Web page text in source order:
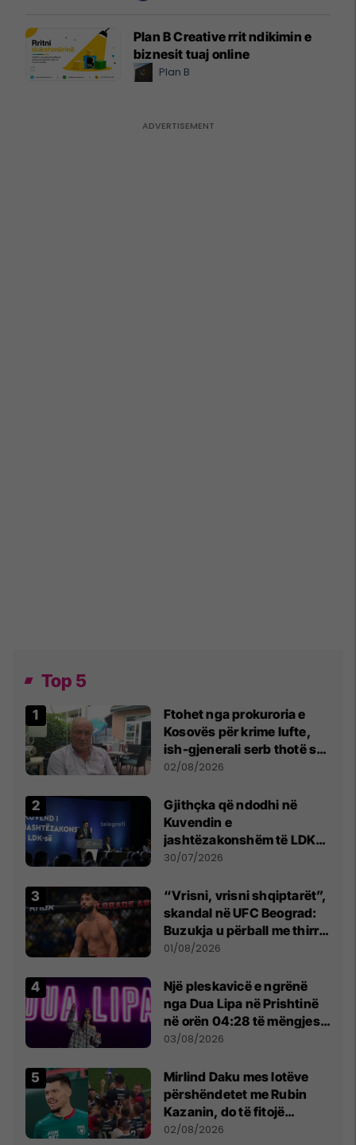
Plan B Creative rrit ndikimin e
biznesit tuaj online
Plan B
Top 5
Ftohet nga prokuroria e
Kosovës për krime lufte,
ish-gjenerali serb thotë se
dikush e tradhtoi në
02/08/2026
Gjithçka që ndodhi në
Kuvendin e
jashtëzakonshëm të LDK-
së
30/07/2026
“Vrisni, vrisni shqiptarët”,
skandal në UFC Beograd:
Buzukja u përball me thirrje
anti-shqiptare nga
01/08/2026
Një pleskavicë e ngrënë
nga Dua Lipa në Prishtinë
në orën 04:28 të mëngjesit
- dhe bota digjitale serbe
03/08/2026
Mirlind Daku mes lotëve
përshëndetet me Rubin
Kazanin, do të fitojë
miliona te Spartak Moska
02/08/2026